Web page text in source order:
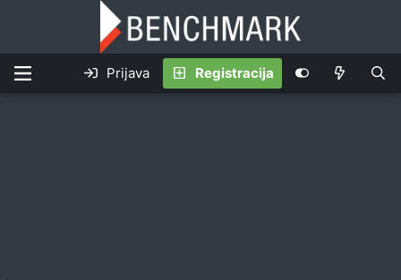
Prijava Registracija